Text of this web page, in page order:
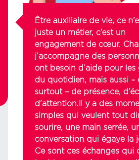
Être auxiliaire de vie, ce
juste un métier, c’est un
engagement de cœur.
j’accompagne des
ont besoin d’aide pour les
du quotidien, mais aussi –
surtout – de présence,
d’attention.Il y a des
simples qui veulent tout
sourire, une main serrée,
conversation qui égaye la
Ce sont ces échanges qui